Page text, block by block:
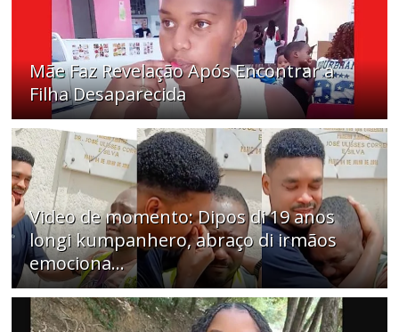
Mãe Faz Revelação Após Encontrar a
Filha Desaparecida
Video de momento: Dipos di 19 anos
longi kumpanhero, abraço di irmãos
emociona…